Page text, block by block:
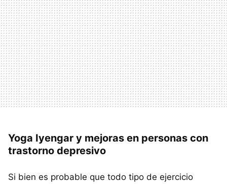
Yoga Iyengar y mejoras en personas con
trastorno depresivo
Si bien es probable que todo tipo de ejercicio